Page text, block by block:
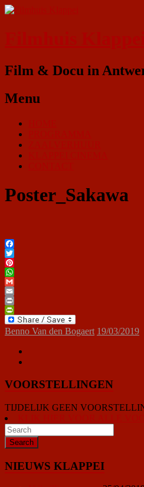
Film & Docu in
Menu
Poster_Sakawa
Facebook
Twitter
Pinterest
WhatsApp
Gmail
Email
Print
PrintFriendly
Benno Van den Bogaert 19/03/2019
VOORSTELLINGEN
TIJDELIJK GEEN
NIEUWS KLAPPEI